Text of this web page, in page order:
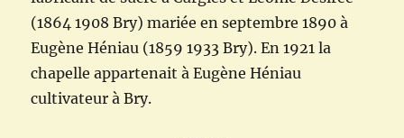
(1864 1908 Bry) mariée en septembre 1890 à
Eugène Héniau (1859 1933 Bry). En 1921 la
chapelle appartenait à Eugène Héniau
cultivateur à Bry.